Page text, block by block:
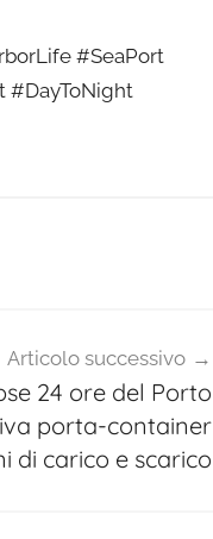
#SeaPort
#DayToNight
Articolo successivo
24 ore del Porto
porta-container
di carico e scarico